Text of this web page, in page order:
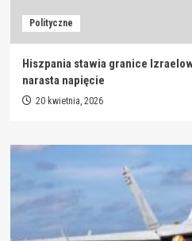
Polityczne
Hiszpania stawia granice
narasta napięcie
20 kwietnia, 2026